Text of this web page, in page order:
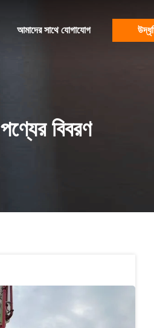
আমাদের সাথে যোগাযোগ
পণ্যের বিবরণ